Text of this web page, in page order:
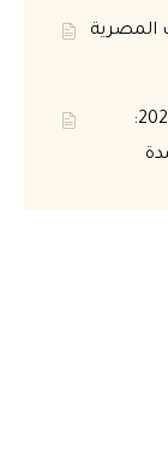
المصرية
أفضل كليات هندسة البترول في مصر 2026: